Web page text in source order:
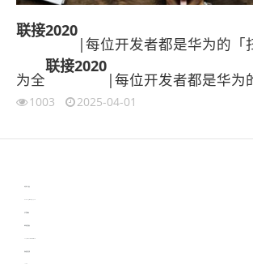
联接2020
|每位开发者都是华为的「
为全
联接2020
|每位开发者都是华为
1003 2025-04-01